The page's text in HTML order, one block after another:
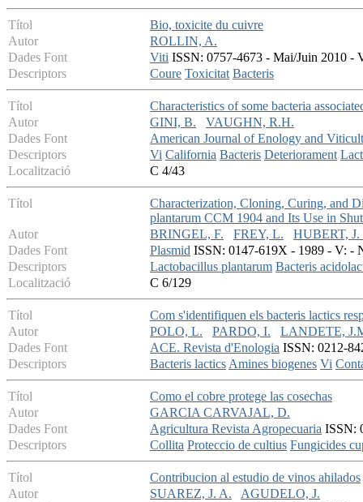
Títol
Bio, toxicite du cuivre
Autor
ROLLIN, A.
Dades Font
Viti ISSN: 0757-4673 - Mai/Juin 2010 -
Descriptors
Coure Toxicitat Bacteris
Títol
Characteristics of some bacteria
Autor
GINI, B.
VAUGHN, R.H.
Dades Font
American Journal of Enology and
Descriptors
Vi California Bacteris Deteriorament
Localització
C 4/43
Títol
Characterization, Cloning, Curing, and
plantarum CCM 1904 and Its Use in
Autor
BRINGEL, F. FREY, L.
HUBERT, J.
Dades Font
Plasmid ISSN: 0147-619X - 1989 - V: -
Descriptors
Lactobacillus plantarum Bacteris
Localització
C 6/129
Títol
Com s'identifiquen els bacteris lactics
Autor
POLO, L. PARDO, I.
LANDETE,
Dades Font
ACE. Revista d'Enologia ISSN: 0212-
Descriptors
Bacteris lacticsAmines biogenes Vi
Títol
Como el cobre protege las cosechas
Autor
GARCIA CARVAJAL, D.
Dades Font
Agricultura Revista Agropecuaria ISSN:
Descriptors
Collita Proteccio de cultius Fungicides
Títol
Contribucion al estudio de vinos ahilados
Autor
SUAREZ, J. A.
AGUDELO, J.